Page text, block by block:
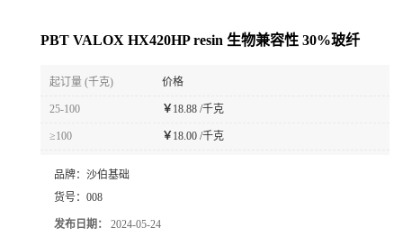
PBT VALOX HX420HP resin 生物兼容性 30%玻纤
起订量 (千克) 价格
25-100 ￥18.88 /千克
≥100 ￥18.00 /千克
品牌： 沙伯基础
货号： 008
发布日期： 2024-05-24